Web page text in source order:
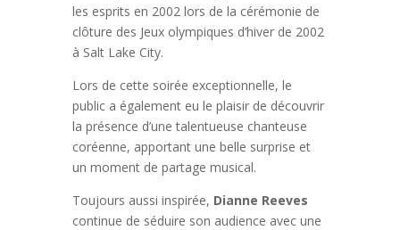
les esprits en 2002 lors de la cérémonie de
clôture des Jeux olympiques d’hiver de 2002
à Salt Lake City.
Lors de cette soirée exceptionnelle, le
public a également eu le plaisir de découvrir
la présence d’une talentueuse chanteuse
coréenne, apportant une belle surprise et
un moment de partage musical.
Toujours aussi inspirée, Dianne Reeves
continue de séduire son audience avec une